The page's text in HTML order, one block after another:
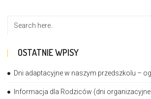
OSTATNIE WPISY
Dni adaptacyjne w naszym przedszkolu –
Informacja dla Rodziców (dni